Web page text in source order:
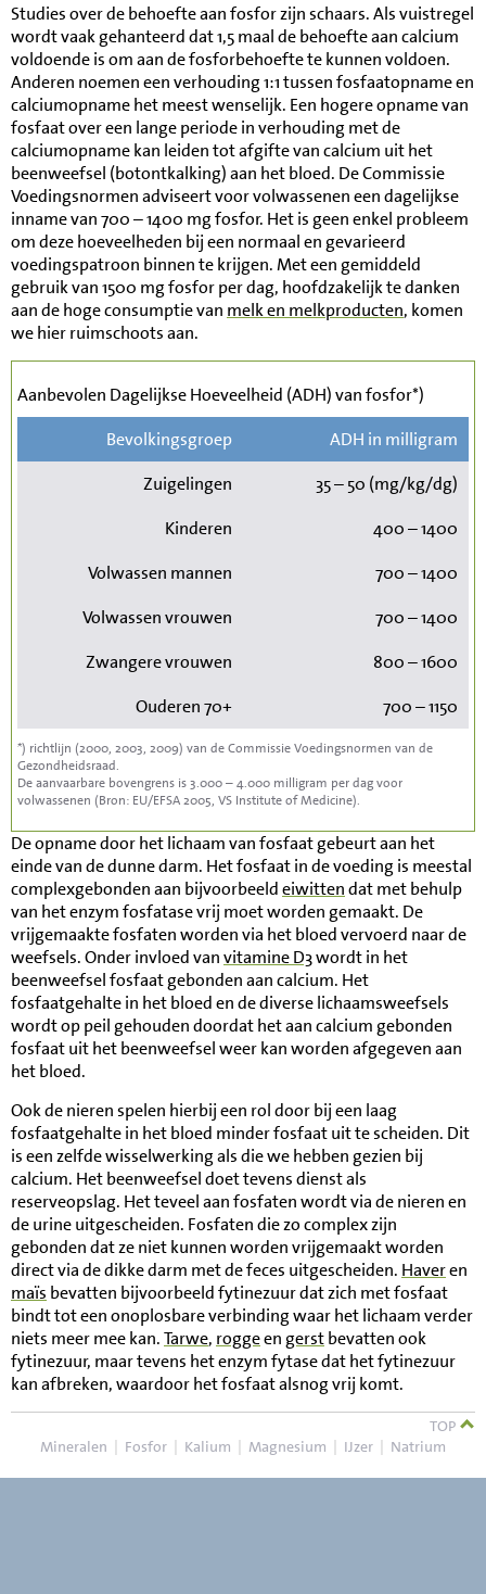
Studies over de behoefte aan fosfor zijn schaars. Als vuistregel
wordt vaak gehanteerd dat 1,5 maal de behoefte aan calcium
voldoende is om aan de fosforbehoefte te kunnen voldoen.
Anderen noemen een verhouding 1:1 tussen fosfaatopname en
calciumopname het meest wenselijk. Een hogere opname van
fosfaat over een lange periode in verhouding met de
calciumopname kan leiden tot afgifte van calcium uit het
beenweefsel (botontkalking) aan het bloed. De Commissie
Voedingsnormen adviseert voor volwassenen een dagelijkse
inname van 700 – 1400 mg fosfor. Het is geen enkel probleem
om deze hoeveelheden bij een normaal en gevarieerd
voedingspatroon binnen te krijgen. Met een gemiddeld
gebruik van 1500 mg fosfor per dag, hoofdzakelijk te danken
aan de hoge consumptie van melk en melkproducten, komen
we hier ruimschoots aan.
Aanbevolen Dagelijkse Hoeveelheid (ADH) van fosfor*)
Bevolkingsgroep
ADH in milligram
Zuigelingen
35 – 50 (mg/kg/dg)
Kinderen
400 – 1400
Volwassen mannen
700 – 1400
Volwassen vrouwen
700 – 1400
Zwangere vrouwen
800 – 1600
Ouderen 70+
700 – 1150
*) richtlijn (2000, 2003, 2009) van de Commissie Voedingsnormen van de
Gezondheidsraad.
De aanvaarbare bovengrens is 3.000 – 4.000 milligram per dag voor
volwassenen (Bron: EU/EFSA 2005, VS Institute of Medicine).
De opname door het lichaam van fosfaat gebeurt aan het
einde van de dunne darm. Het fosfaat in de voeding is meestal
complexgebonden aan bijvoorbeeldeiwittendat met behulp
van het enzym fosfatase vrij moet worden gemaakt. De
vrijgemaakte fosfaten worden via het bloed vervoerd naar de
weefsels. Onder invloed vanvitamine D3wordt in het
beenweefsel fosfaat gebonden aan calcium. Het
fosfaatgehalte in het bloed en de diverse lichaamsweefsels
wordt op peil gehouden doordat het aan calcium gebonden
fosfaat uit het beenweefsel weer kan worden afgegeven aan
het bloed.
Ook de nieren spelen hierbij een rol door bij een laag
fosfaatgehalte in het bloed minder fosfaat uit te scheiden. Dit
is een zelfde wisselwerking als die we hebben gezien bij
calcium. Het beenweefsel doet tevens dienst als
reserveopslag. Het teveel aan fosfaten wordt via de nieren en
de urine uitgescheiden. Fosfaten die zo complex zijn
gebonden dat ze niet kunnen worden vrijgemaakt worden
direct via de dikke darm met de feces uitgescheiden. Haveren
maïs bevatten bijvoorbeeld fytinezuur dat zich met fosfaat
bindt tot een onoplosbare verbinding waar het lichaam verder
niets meer mee kan.Tarwe, roggeen gerstbevatten ook
fytinezuur, maar tevens het enzym fytase dat het fytinezuur
kan afbreken, waardoor het fosfaat alsnog vrij komt.
TOP
Mineralen | Fosfor | Kalium | Magnesium | IJzer | Natrium